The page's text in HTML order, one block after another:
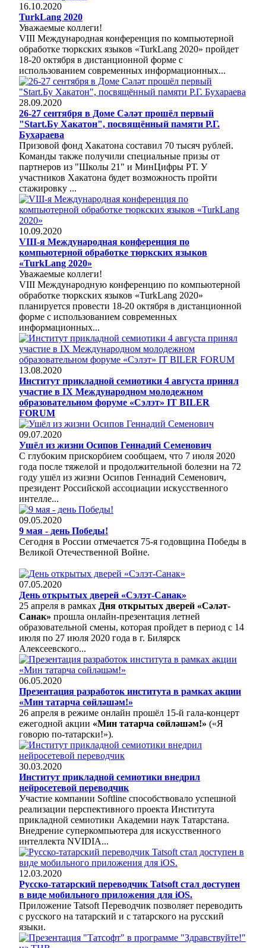
16.10.2020
TurkLang 2020
Уважаемые коллеги!
VIII Международная конференция по компьютерной
обработке тюркских языков «TurkLang 2020» пройдет
18-20 октября в дистанционной форме с
использованием современных информационных...
28.09.2020
26-27 сентября в Доме Сәләт прошёл первый
"Start.Бу Хакатон", посвящённый памяти Р.Г.
Бухараева
Призовой фонд Хакатона составил 70 тысяч рублей.
Команды также получили специальные призы от
партнеров из "Школы 21" и МинЦифры РТ. У
участников Хакатона будет возможность пройти
стажировку ...
10.09.2020
VIII-я Международная конференция по
компьютерной обработке тюркских языков
«TurkLang 2020»
Уважаемые коллеги!
VIII Международную конференцию по компьютерной
обработке тюркских языков «TurkLang 2020»
планируется провести 18-20 октября в дистанционной
форме с использованием современных
информационных...
13.08.2020
Институт прикладной семиотики 4 августа принял
участие в IX Международном молодежном
образовательном форуме «Cэлэт» IT BILER
FORUM
09.07.2020
Ушёл из жизни Осипов Геннадий Семенович
С глубоким прискорбием сообщаем, что 7 июля 2020
года после тяжелой и продолжительной болезни на 72
году ушёл из жизни Осипов Геннадий Семенович,
президент Российской ассоциации искусственного
интелле...
09.05.2020
9 мая - день Победы!
Сегодня в России отмечается 75-я годовщина Победы в
Великой Отечественной Войне.
07.05.2020
День открытых дверей «Сэлэт-Санак»
25 апреля в рамках Дня открытых дверей «Сәләт-
Санак» прошла онлайн-презентация летней
образовательной смены, которая пройдет в период с 14
июля по 27 июля 2020 года в г. Билярск
Алексеевского...
06.05.2020
Презентация разработок института в рамках акции
«Мин татарча сөйләшәм!»
26 апреля в режиме онлайн прошёл 15-й гала-концерт
ежегодной акции «Мин татарча сөйләшәм!» («Я
говорю по-татарски!»).
30.03.2020
Институт прикладной семиотики внедрил
нейросетевой переводчик
Участие компании Softline способствовало успешной
реализации перспективного проекта Института
прикладной семиотики Академии наук Татарстана.
Внедрение суперкомпьютера для искусственного
интеллекта NVIDIA...
12.03.2020
Русско-татарский переводчик Tatsoft стал доступен
в виде мобильного приложения для iOS.
Приложение Tatsoft Переводчик позволяет переводить
с русского на татарский и с татарского на русский
языки.